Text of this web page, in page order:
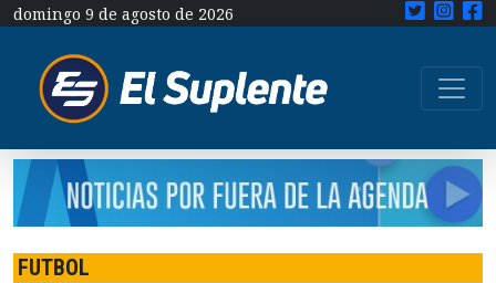
domingo 9 de agosto de 2026
FUTBOL